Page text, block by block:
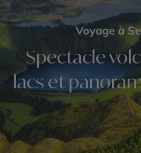
Voyage à
Spectacle
lacs et